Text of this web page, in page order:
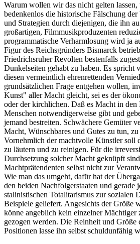
Warum wollen wir das nicht gelten
bedenkenlos die historische Fälschung
und Strategien durch diejenigen, die ihn
großartigen, Filmmusikproduzenten
programmatische Verharmlosung wird ja
Figur des Reichsgründers Bismarck
Friedrichsruher Revolten bestenfalls
Dunkelseiten gehabt zu haben. Es spricht
diesen vermeintlich ehrenrettenden
grundsätzlichen Frage entgehen wollen,
Kunst" aller Macht gleicht, sei es der
oder der kirchlichen. Daß es Macht in den
Menschen notwendigerweise gibt und
jemand bestreiten. Schwächere Gemüter
Macht, Wünschbares und Gutes zu tun, zu
Vornehmlich der machtvolle Künstler soll
zu läutern und zu reinigen. Für die
Durchsetzung solcher Macht geknüpft
Machtprätendenten selbst nicht zur
Wie man das umgeht, dafür hat der
den beiden Nachfolgerstaaten und gerade
stalinistischen Totalitarismus zur sozialen
Beispiele geliefert. Angesichts der Größe
könne angeblich kein einzelner Mächtiger
gezogen werden. Die Reinheit und Größe
Positionen lasse ihn selbst schuldunfähig